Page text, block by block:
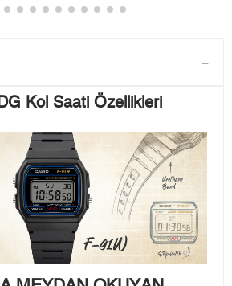
Kol Saati Özellikleri